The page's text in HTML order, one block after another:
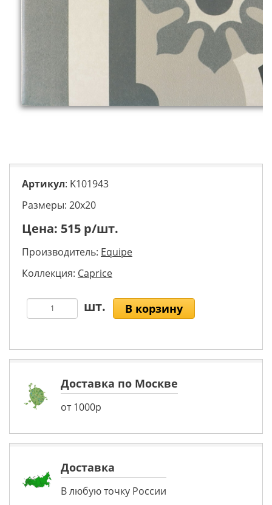
Артикул: K101943
Размеры: 20х20
Цена: 515 р/шт.
Производитель: Equipe
Коллекция: Caprice
В корзину
Доставка по Москве
от 1000р
Доставка
В любую точку России